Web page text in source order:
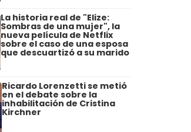
La historia real de "Elize:
Sombras de una mujer", la
nueva película de Netflix
sobre el caso de una esposa
que descuartizó a su marido
Ricardo Lorenzetti se metió
en el debate sobre la
inhabilitación de Cristina
Kirchner